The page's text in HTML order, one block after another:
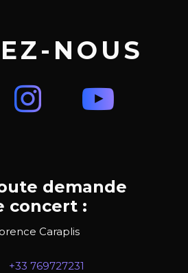
NOUS
demande
concert :
Caraplis
+33 769727231